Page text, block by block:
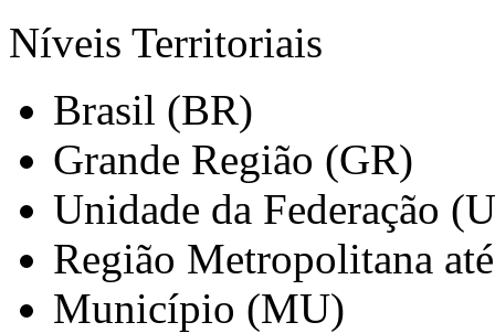
Níveis Territoriais
Brasil (BR)
Grande Região (GR)
Unidade da Federação
Região Metropolitana
Município (MU)